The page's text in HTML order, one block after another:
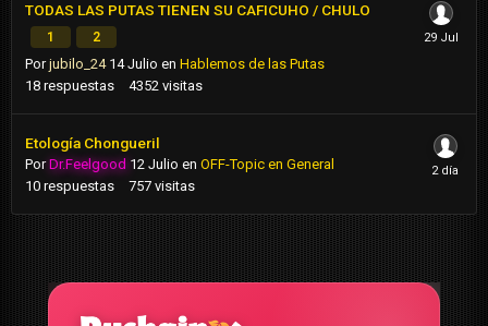
TODAS LAS PUTAS TIENEN SU CAFICUHO / CHULO
1 2
Porjubilo_24 14 Julio en Hablemos de las Putas
18 respuestas 4352 visitas
Etología Chongueril
PorDr.Feelgood 12 Julio en OFF-Topic en General
10 respuestas 757 visitas